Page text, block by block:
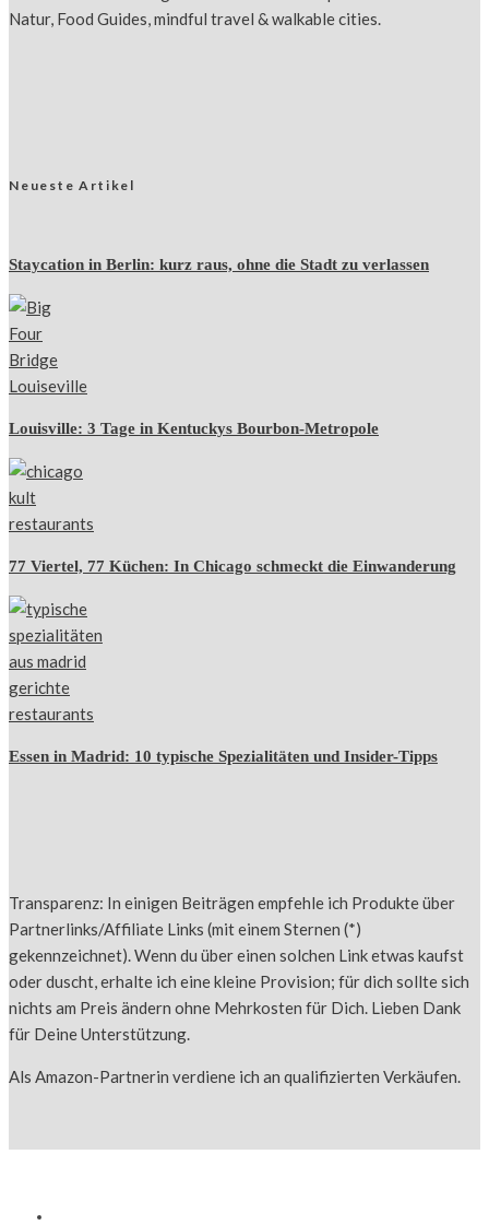
Natur, Food Guides, mindful travel & walkable cities.
Neueste Artikel
Staycation in Berlin: kurz raus, ohne die Stadt zu verlassen
Louisville: 3 Tage in Kentuckys Bourbon-Metropole
77 Viertel, 77 Küchen: In Chicago schmeckt die Einwanderung
Essen in Madrid: 10 typische Spezialitäten und Insider-Tipps
Transparenz: In einigen Beiträgen empfehle ich Produkte über
Partnerlinks/Affiliate Links (mit einem Sternen (*)
gekennzeichnet). Wenn du über einen solchen Link etwas kaufst
oder duscht, erhalte ich eine kleine Provision; für dich sollte sich
nichts am Preis ändern ohne Mehrkosten für Dich. Lieben Dank
für Deine Unterstützung.
Als Amazon-Partnerin verdiene ich an qualifizierten Verkäufen.